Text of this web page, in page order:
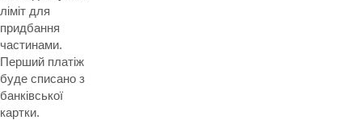
ліміт для
придбання
частинами.
Перший платіж
буде списано з
банківської
картки.